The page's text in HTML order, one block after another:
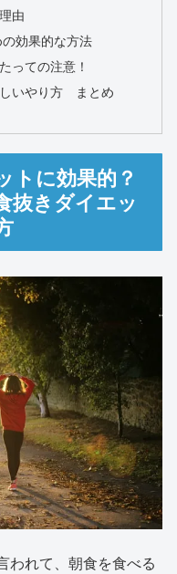
由
効果的な方法
っての注意！
いやり方 まとめ
トに効果的？
きダイエッ
われて、朝食を食べる